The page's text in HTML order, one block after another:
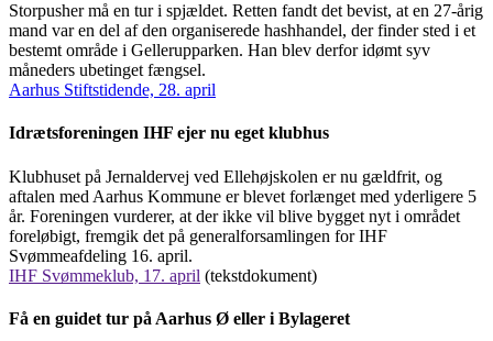
Storpusher må en tur i spjældet. Retten fandt det bevist, at en 27-årig
mand var en del af den organiserede hashhandel, der finder sted i et
bestemt område i Gellerupparken. Han blev derfor idømt syv
måneders ubetinget fængsel.
Aarhus Stiftstidende, 28. april
Idrætsforeningen IHF ejer nu eget klubhus
Klubhuset på Jernaldervej ved Ellehøjskolen er nu gældfrit, og
aftalen med Aarhus Kommune er blevet forlænget med yderligere 5
år. Foreningen vurderer, at der ikke vil blive bygget nyt i området
foreløbigt, fremgik det på generalforsamlingen for IHF
Svømmeafdeling 16. april.
IHF Svømmeklub, 17. april (tekstdokument)
Få en guidet tur på Aarhus Ø eller i Bylageret